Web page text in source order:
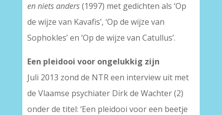
en niets anders(1997) met gedichten als ‘Op
de wijze van Kavafis’, ‘Op de wijze van
Sophokles’ en ‘Op de wijze van Catullus’.
Een pleidooi voor ongelukkig zijn
Juli 2013 zond de NTR een interview uit met
de Vlaamse psychiater Dirk de Wachter (2)
onder de titel: ‘Een pleidooi voor een beetje